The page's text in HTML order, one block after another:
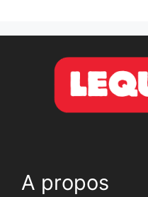
A propos